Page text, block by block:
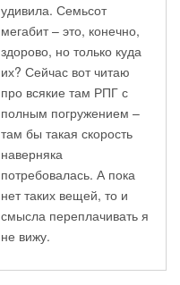
удивила. Семьсот
мегабит – это, конечно,
здорово, но только куда
их? Сейчас вот читаю
про всякие там РПГ с
полным погружением –
там бы такая скорость
наверняка
потребовалась. А пока
нет таких вещей, то и
смысла переплачивать я
не вижу.